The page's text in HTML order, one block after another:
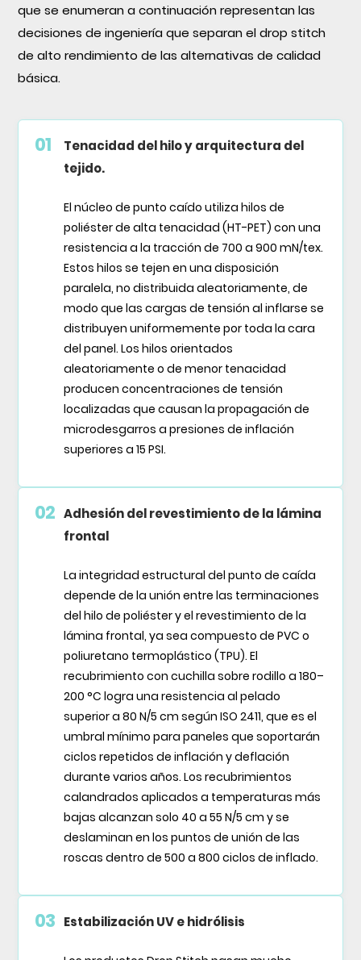
que se enumeran a continuación representan las
decisiones de ingeniería que separan el drop stitch
de alto rendimiento de las alternativas de calidad
básica.
01
Tenacidad del hilo y arquitectura del
tejido.
El núcleo de punto caído utiliza hilos de
poliéster de alta tenacidad (HT-PET) con una
resistencia a la tracción de 700 a 900 mN/tex.
Estos hilos se tejen en una disposición
paralela, no distribuida aleatoriamente, de
modo que las cargas de tensión al inflarse se
distribuyen uniformemente por toda la cara
del panel. Los hilos orientados
aleatoriamente o de menor tenacidad
producen concentraciones de tensión
localizadas que causan la propagación de
microdesgarros a presiones de inflación
superiores a 15 PSI.
02 Adhesión del revestimiento de la lámina
frontal
La integridad estructural del punto de caída
depende de la unión entre las terminaciones
del hilo de poliéster y el revestimiento de la
lámina frontal, ya sea compuesto de PVC o
poliuretano termoplástico (TPU). El
recubrimiento con cuchilla sobre rodillo a 180–
200 °C logra una resistencia al pelado
superior a 80 N/5 cm según ISO 2411, que es el
umbral mínimo para paneles que soportarán
ciclos repetidos de inflación y deflación
durante varios años. Los recubrimientos
calandrados aplicados a temperaturas más
bajas alcanzan solo 40 a 55 N/5 cm y se
deslaminan en los puntos de unión de las
roscas dentro de 500 a 800 ciclos de inflado.
03 Estabilización UV e hidrólisis